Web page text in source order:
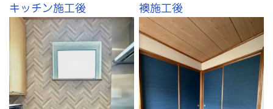
キッチン施工後 襖施工後